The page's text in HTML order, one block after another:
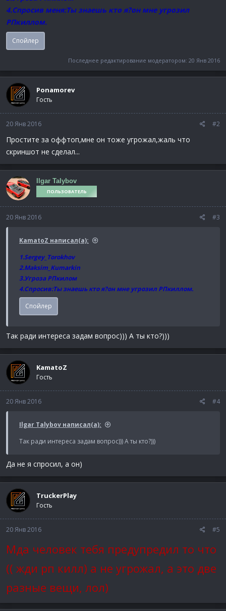
4.Спросив меня:Ты знаешь кто я?он мне угрозил
РПкиллом.
Спойлер
Последнее редактирование модератором: 20 Янв 2016
Ponamorev
Гость
20 Янв 2016 #2
Простите за оффтоп,мне он тоже угрожал,жаль что
скриншот не сделал...
Ilgar Talybov
ПОЛЬЗОВАТЕЛЬ
20 Янв 2016 #3
KamatoZ написал(а):
1.Sergey_Torokhov
2.Maksim_Kumarkin
3.Угроза РПкилом
4.Спросив:Ты знаешь кто я?он мне угрозил РПкиллом.
Спойлер
Так ради интереса задам вопрос))) А ты кто?)))
KamatoZ
Гость
20 Янв 2016 #4
Ilgar Talybov написал(а):
Так ради интереса задам вопрос))) А ты кто?)))
Да не я спросил, а он)
TruckerPlay
Гость
20 Янв 2016 #5
Мда человек тебя предупредил то что
(( жди рп килл) а не угрожал, а это две
разные вещи, лол)